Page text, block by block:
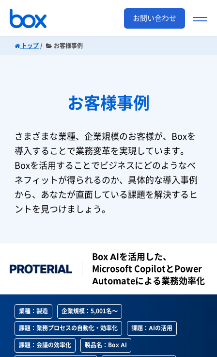
お問い合わせ
トップ お客様事例
お客様事例
さまざまな業種、企業規模のお客様が、Boxを
導入することで業務変革を実現しています。
Boxを活用することでビジネスにどのようなベ
ネフィットが得られるのか、具体的な導入事例
から、あなたが直面している課題を解決するヒ
ントを見つけましょう。
Box AIを活用した、
Microsoft CopilotとPower
Automateによる業務効率化
業種：製造 企業規模：5,001名〜
課題：業務プロセスの自動化・効率化 課題：AIの活用
課題：会議の効率化 製品名：Box AI